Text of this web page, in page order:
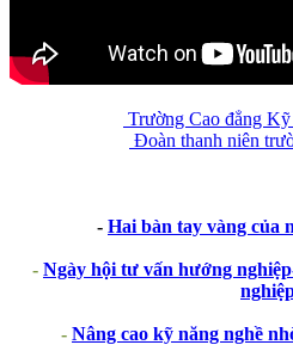
Trường Cao đẳng
Đoàn thanh niên
- Hai bàn tay vàng của
- Ngày hội tư vấn hướng
- Nâng cao kỹ năng nghề